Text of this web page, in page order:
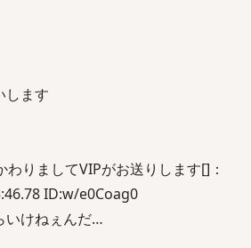
します
りましてVIPがお送りします[]：
ID:w/e0Coag0
いけねぇんだ…